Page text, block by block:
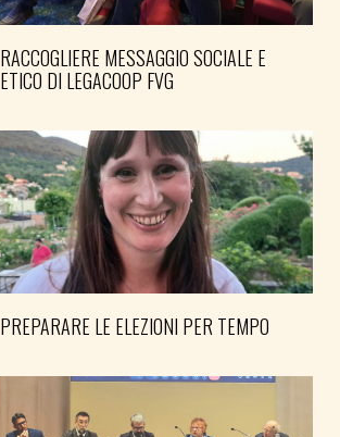
RACCOGLIERE MESSAGGIO SOCIALE E
ETICO DI LEGACOOP FVG
PREPARARE LE ELEZIONI PER TEMPO